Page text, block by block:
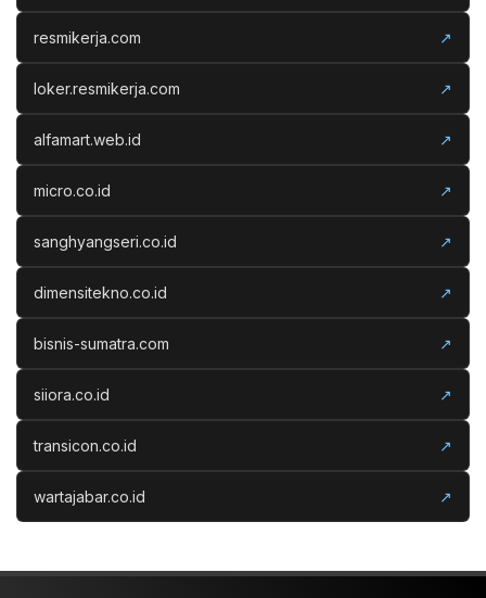
resmikerja.com ↗
loker.resmikerja.com ↗
alfamart.web.id ↗
micro.co.id ↗
sanghyangseri.co.id ↗
dimensitekno.co.id ↗
bisnis-sumatra.com ↗
siiora.co.id ↗
transicon.co.id ↗
wartajabar.co.id ↗